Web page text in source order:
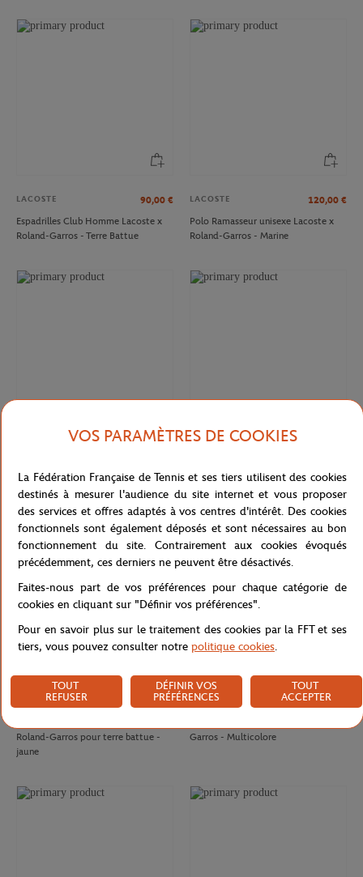
LACOSTE 90,00 €
Espadrilles Club Homme Lacoste x
Roland-Garros - Terre Battue
LACOSTE 120,00 €
Polo Ramasseur unisexe Lacoste x
Roland-Garros - Marine
Polo Arbitre Homme Lacoste x
Roland-Garros - Marine
Jupe Ramasseuse femme Lacoste x
WILSON 10,50 €
Roland-Garros pour terre battue -
jaune
WILSON 8,00
Garros - Multicolore
VOS PARAMÈTRES DE COOKIES
La Fédération Française de Tennis et ses tiers utilisent des cookies
destinés à mesurer l'audience du site internet et vous proposer
des services et offres adaptés à vos centres d'intérêt. Des cookies
fonctionnels sont également déposés et sont nécessaires au bon
fonctionnement du site. Contrairement aux cookies évoqués
précédemment, ces derniers ne peuvent être désactivés.
Faites-nous part de vos préférences pour chaque catégorie de
cookies en cliquant sur "Définir vos préférences".
Pour en savoir plus sur le traitement des cookies par la FFT et ses
tiers, vous pouvez consulter notre politique cookies.
TOUT
REFUSER
DÉFINIR VOS
PRÉFÉRENCES
TOUT
ACCEPTER